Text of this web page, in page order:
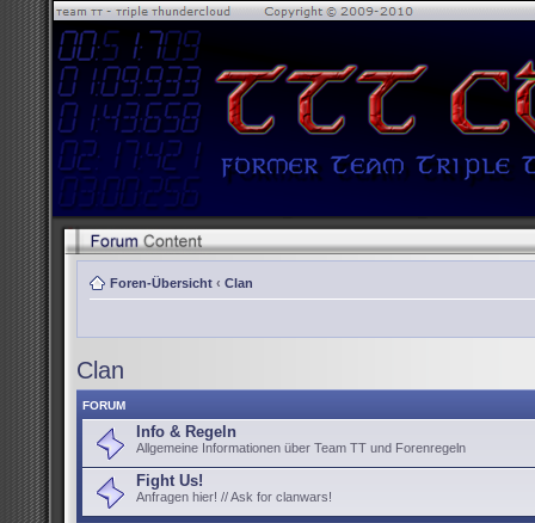
Foren-Übersicht ‹ Clan
Clan
FORUM
Info & Regeln
Allgemeine Informationen über Team TT und Forenregeln
Fight Us!
Anfragen hier! // Ask for clanwars!